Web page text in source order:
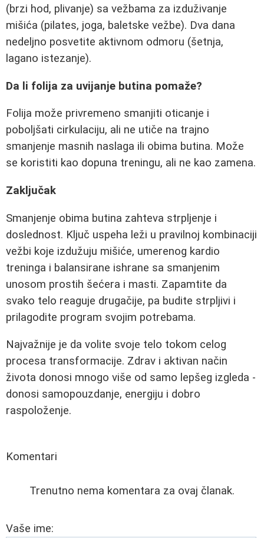
(brzi hod, plivanje) sa vežbama za izduživanje
mišića (pilates, joga, baletske vežbe). Dva dana
nedeljno posvetite aktivnom odmoru (šetnja,
lagano istezanje).
Da li folija za uvijanje butina pomaže?
Folija može privremeno smanjiti oticanje i
poboljšati cirkulaciju, ali ne utiče na trajno
smanjenje masnih naslaga ili obima butina. Može
se koristiti kao dopuna treningu, ali ne kao zamena.
Zaključak
Smanjenje obima butina zahteva strpljenje i
doslednost. Ključ uspeha leži u pravilnoj kombinaciji
vežbi koje izdužuju mišiće, umerenog kardio
treninga i balansirane ishrane sa smanjenim
unosom prostih šećera i masti. Zapamtite da
svako telo reaguje drugačije, pa budite strpljivi i
prilagodite program svojim potrebama.
Najvažnije je da volite svoje telo tokom celog
procesa transformacije. Zdrav i aktivan način
života donosi mnogo više od samo lepšeg izgleda -
donosi samopouzdanje, energiju i dobro
raspoloženje.
Komentari
Trenutno nema komentara za ovaj članak.
Vaše ime: